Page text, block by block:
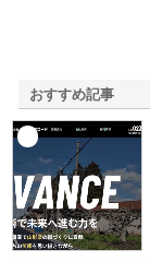
おすすめ記事